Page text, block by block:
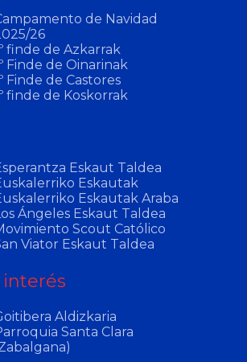
de Navidad
26
finde de Azkarrak
Finde de Oinarinak
Finde de Castores
finde de Koskorrak
Eskaut Taldea
Eskautak
Eskautak Araba
Ángeles Eskaut Taldea
Scout Católico
Viator Eskaut Taldea
interés
Aldizkaria
Santa Clara